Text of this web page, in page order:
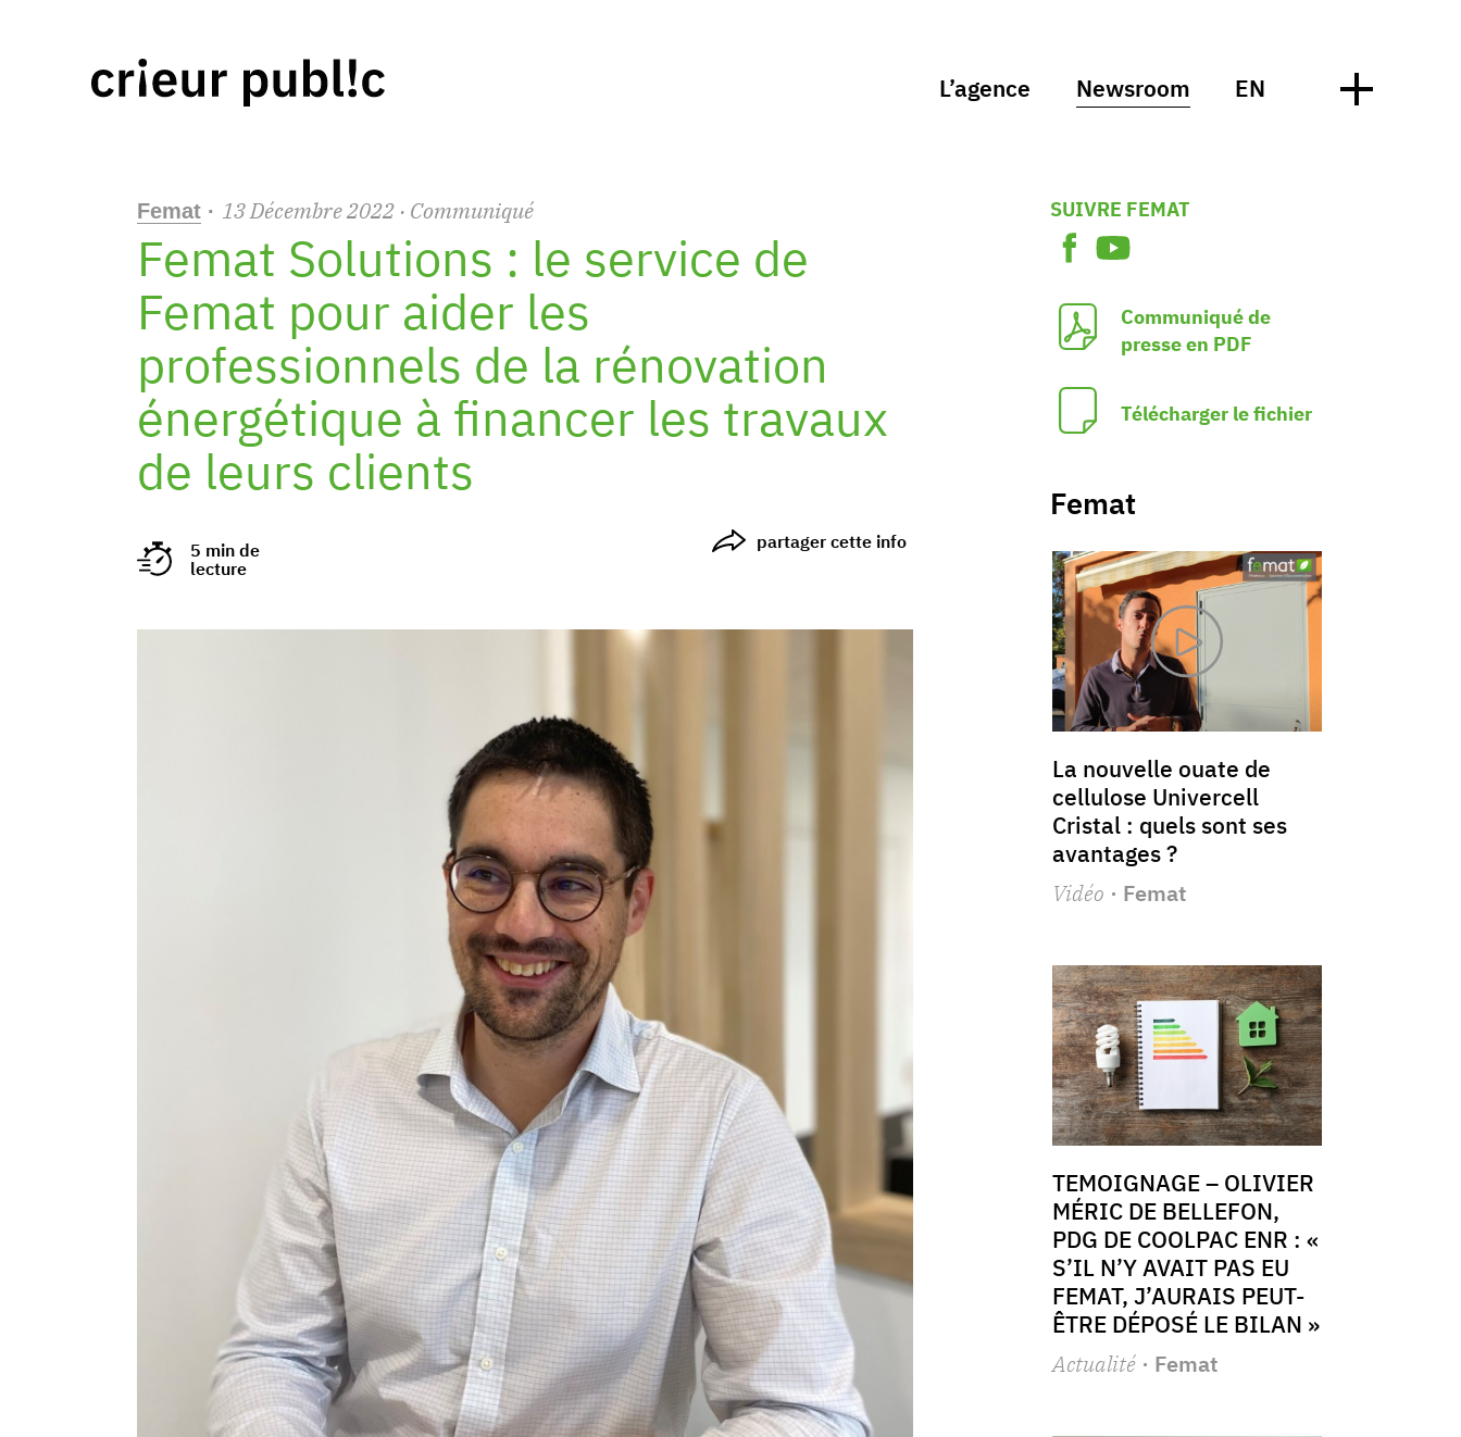
L’agence Newsroom EN
Femat · 13Décembre2022 · Communiqué
Femat Solutions : le service de
Femat pour aider les
professionnels de la rénovation
énergétique à financer les travaux
de leurs clients
5 min de
lecture
partager cette info
SUIVRE FEMAT
Communiqué de
presse en PDF
Télécharger le fichier
Femat
La nouvelle ouate de
cellulose Univercell
Cristal : quels sont ses
avantages ?
Vidéo · Femat
TEMOIGNAGE – OLIVIER
MÉRIC DE BELLEFON,
PDG DE COOLPAC ENR : «
S’IL N’Y AVAIT PAS EU
FEMAT, J’AURAIS PEUT-
ÊTRE DÉPOSÉ LE BILAN »
Actualité· Femat